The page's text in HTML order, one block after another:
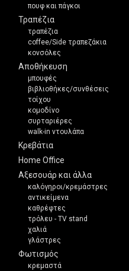
πουφ και πάγκοι
Τραπέζια
τραπέζια
coffee/Side τραπεζάκια
κονσόλες
Αποθήκευση
μπουφές
βιβλιοθήκες/συνθέσεις
τοίχου
κομοδίνο
συρταριέρες
walk-in ντουλάπα
Κρεβάτια
Home Office
Αξεσουάρ και άλλα
καλόγηροι/κρεμάστρες
αντικείμενα
καθρέφτες
τρόλευ - TV stand
χαλιά
γλάστρες
Φωτισμός
κρεμαστά